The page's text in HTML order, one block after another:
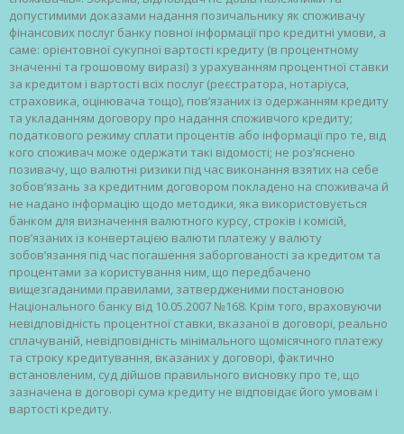
допустимими доказами надання позичальнику як споживачу
фінансових послуг банку повної інформації про кредитні умови, а
саме: орієнтовної сукупної вартості кредиту (в процентному
значенні та грошовому виразі) з урахуванням процентної ставки
за кредитом і вартості всіх послуг (реєстратора, нотаріуса,
страховика, оцінювача тощо), пов’язаних із одержанням кредиту
та укладанням договору про надання споживчого кредиту;
податкового режиму сплати процентів або інформації про те, від
кого споживач може одержати такі відомості; не роз’яснено
позивачу, що валютні ризики під час виконання взятих на себе
зобов’язань за кредитним договором покладено на споживача й
не надано інформацію щодо методики, яка використовується
банком для визначення валютного курсу, строків і комісій,
пов’язаних із конвертацією валюти платежу у валюту
зобов’язання під час погашення заборгованості за кредитом та
процентами за користування ним, що передбачено
вищезгаданими правилами, затвердженими постановою
Національного банку від 10.05.2007 №168. Крім того, враховуючи
невідповідність процентної ставки, вказаної в договорі, реально
сплачуваній, невідповідність мінімального щомісячного платежу
та строку кредитування, вказаних у договорі, фактично
встановленим, суд дійшов правильного висновку про те, що
зазначена в договорі сума кредиту не відповідає його умовам і
вартості кредиту.